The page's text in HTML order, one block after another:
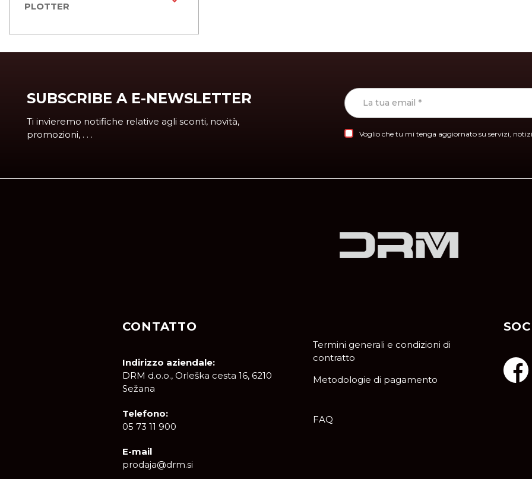
PLOTTER
SUBSCRIBE A E-NEWSLETTER
Ti invieremo notifiche relative agli sconti, novità,
promozioni, . . .
Voglio che tu mi tenga aggiornato su servizi,
CONTATTO
Indirizzo aziendale:
DRM d.o.o., Orleška cesta 16, 6210
Sežana
Telefono:
05 73 11 900
E-mail
prodaja@drm.si
Termini generali e condizioni di
contratto
Metodologie di pagamento
FAQ